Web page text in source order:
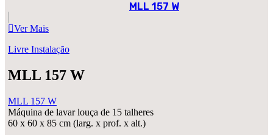
MLL 157 W
Ver Mais
Livre Instalação
MLL 157 W
MLL 157 W
Máquina de lavar louça de 15 talheres
60 x 60 x 85 cm (larg. x prof. x alt.)